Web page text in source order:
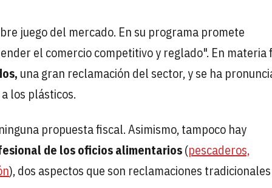
juego del mercado. En su programa promete
el comercio competitivo y reglado". En materia
una gran reclamación del sector, y se ha
los plásticos.
propuesta fiscal. Asimismo, tampoco hay
de los oficios alimentarios(pescaderos,
), dos aspectos que son reclamaciones